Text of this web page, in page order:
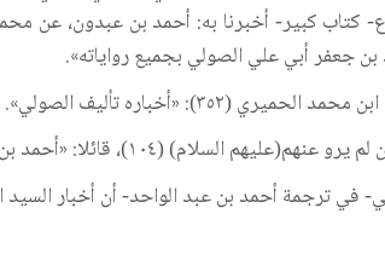
كتاب كبير- أخبرنا به: أحمد بن عبدون، عن
جعفر أبي علي الصولي بجميع رواياته».
(٣٥٢): «أخباره تأليف الصولي».
بن جعفر أبو علي الصولي، صحب الجلودي، روى الشيخ أبو عبد الله محمد بن محمد بن النعمان، عنه».
في ترجمة أحمد بن عبد الواحد- أن أخبار السيد